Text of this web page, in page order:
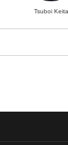
Tsuboi Keita